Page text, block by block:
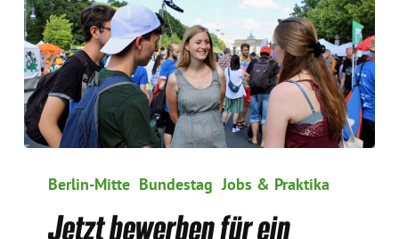
bewerben
Berlin-Mitte Bundestag Jobs & Praktika
Jetzt bewerben für ein